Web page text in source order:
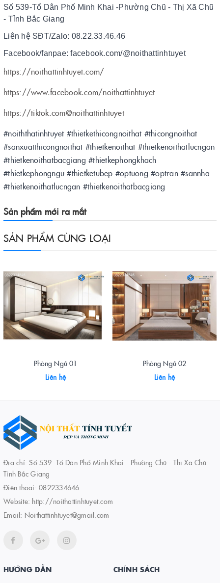
Số 539-Tổ Dân Phố Minh Khai -Phường Chũ - Thị Xã Chũ
- Tỉnh Bắc Giang
Liên hệ SĐT/Zalo: 08.22.33.46.46
Facebook/fanpae: facebook.com/@noithattinhtuyet
https://noithattinhtuyet.com/
https://www.facebook.com/noithattinhtuyet
https://tiktok.com@noithattinhtuyet
#noiththatinhtuyet #thietkethicongnoithat #thicongnoithat
#sanxuatthicongnoithat #thietkenoithat #thietkenoithatlucngan
#thietkenoithatbacgiang #thietkephongkhach
#thietkephongngu #thietketubep #optuong #optran #sannha
#thietkenoithatlucngan #thietkenoithatbacgiang
Sản phẩm mới ra mắt
SẢN PHẨM CÙNG LOẠI
Phòng Ngủ 01
Liên hệ
Phòng Ngủ 02
Liên hệ
Địa chỉ: Số 539 -Tổ Dân Phố Minh Khai - Phường Chũ - Thị Xã Chũ -
Tỉnh Bắc Giang
Điện thoại: 0822334646
Website: http://noithattinhtuyet.com
Email: Noithattinhtuyet@gmail.com
HƯỚNG DẪN CHÍNH SÁCH